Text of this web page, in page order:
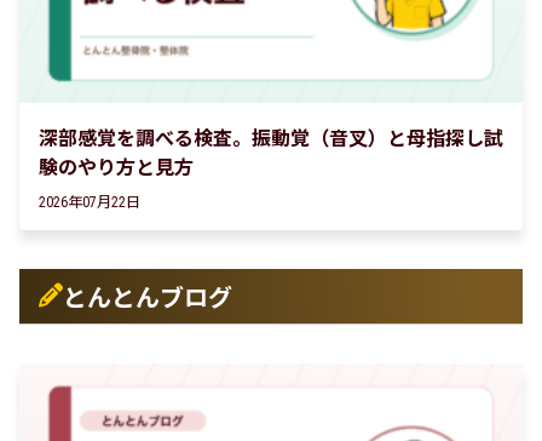
深部感覚を調べる検査。振動覚（音叉）と母指探し試
験のやり方と見方
2026年07月22日
とんとんブログ